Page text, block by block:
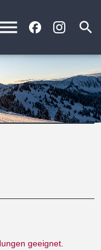
search
menu
geeignet.